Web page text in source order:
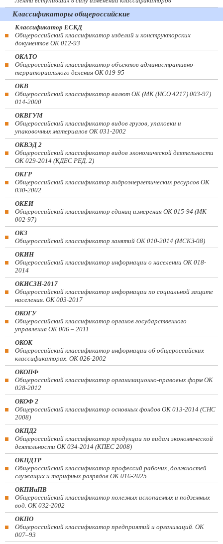
Классификаторы общероссийские
Классификатор ЕСКД
Общероссийский классификатор изделий и конструкторских
документов ОК 012-93
ОКАТО
Общероссийский классификатор объектов административно-
территориального деления ОК 019-95
ОКВ
Общероссийский классификатор валют ОК (МК (ИСО 4217) 003-97)
014-2000
ОКВГУМ
Общероссийский классификатор видов грузов, упаковки и
упаковочных материалов ОК 031-2002
ОКВЭД 2
Общероссийский классификатор видов экономической деятельности
ОК 029-2014 (КДЕС РЕД. 2)
ОКГР
Общероссийский классификатор гидроэнергетических ресурсов ОК
030-2002
ОКЕИ
Общероссийский классификатор единиц измерения ОК 015-94 (МК
002-97)
ОКЗ
Общероссийский классификатор занятий ОК 010-2014 (МСКЗ-08)
ОКИН
Общероссийский классификатор информации о населении ОК 018-
2014
ОКИСЗН-2017
Общероссийский классификатор информации по социальной защите
населения. ОК 003-2017
ОКОГУ
Общероссийский классификатор органов государственного
управления ОК 006 – 2011
ОКОК
Общероссийский классификатор информации об общероссийских
классификаторах. ОК 026-2002
ОКОПФ
Общероссийский классификатор организационно-правовых форм ОК
028-2012
ОКОФ 2
Общероссийский классификатор основных фондов ОК 013-2014 (СНС
2008)
ОКПД2
Общероссийский классификатор продукции по видам экономической
деятельности ОК 034-2014 (КПЕС 2008)
ОКПДТР
Общероссийский классификатор профессий рабочих, должностей
служащих и тарифных разрядов ОК 016-2025
ОКПИиПВ
Общероссийский классификатор полезных ископаемых и подземных
вод. ОК 032-2002
ОКПО
Общероссийский классификатор предприятий и организаций. ОК
007–93